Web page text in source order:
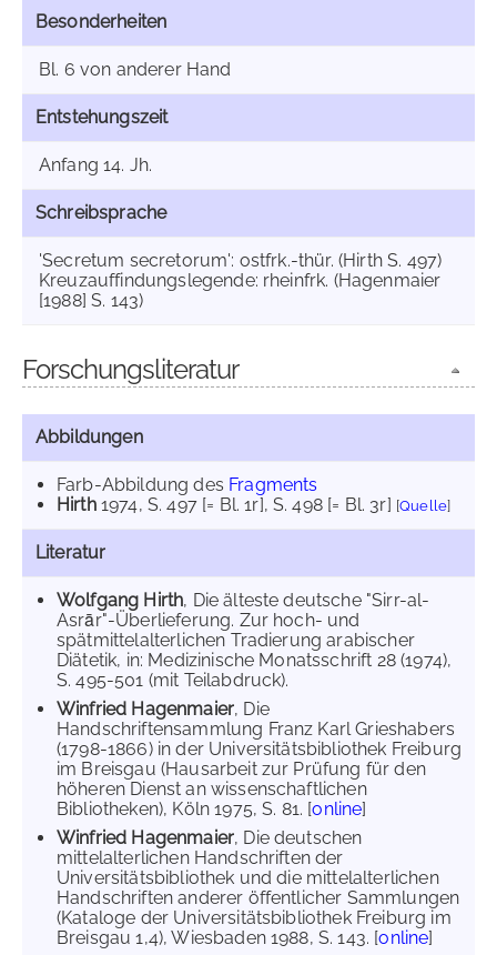
Besonderheiten
Bl. 6 von anderer Hand
Entstehungszeit
Anfang 14. Jh.
Schreibsprache
'Secretum secretorum': ostfrk.-thür. (Hirth S. 497)
Kreuzauffindungslegende: rheinfrk. (Hagenmaier
[1988] S. 143)
Forschungsliteratur
Abbildungen
Farb-Abbildung des Fragments
Hirth1974, S. 497 [= Bl. 1r], S. 498 [= Bl. 3r] [Quelle]
Literatur
Wolfgang Hirth, Die älteste deutsche "Sirr-al-
Asrār"-Überlieferung. Zur hoch- und
spätmittelalterlichen Tradierung arabischer
Diätetik, in: Medizinische Monatsschrift 28 (1974),
S. 495-501 (mit Teilabdruck).
Winfried Hagenmaier, Die
Handschriftensammlung Franz Karl Grieshabers
(1798-1866) in der Universitätsbibliothek Freiburg
im Breisgau (Hausarbeit zur Prüfung für den
höheren Dienst an wissenschaftlichen
Bibliotheken), Köln 1975, S. 81. [online]
Winfried Hagenmaier, Die deutschen
mittelalterlichen Handschriften der
Universitätsbibliothek und die mittelalterlichen
Handschriften anderer öffentlicher Sammlungen
(Kataloge der Universitätsbibliothek Freiburg im
Breisgau 1,4), Wiesbaden 1988, S. 143. [online]